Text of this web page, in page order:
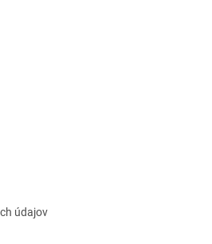
údajov